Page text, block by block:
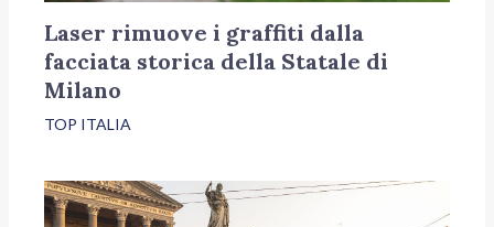
Laser rimuove i graffiti dalla
facciata storica della Statale di
Milano
TOP ITALIA